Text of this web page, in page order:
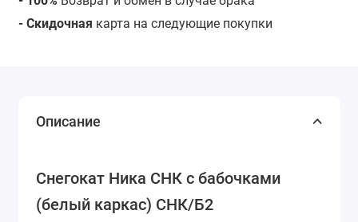
- Скидочная карта на следующие покупки
Описание
Снегокат Ника СНК с бабочками
(белый каркас) СНК/Б2